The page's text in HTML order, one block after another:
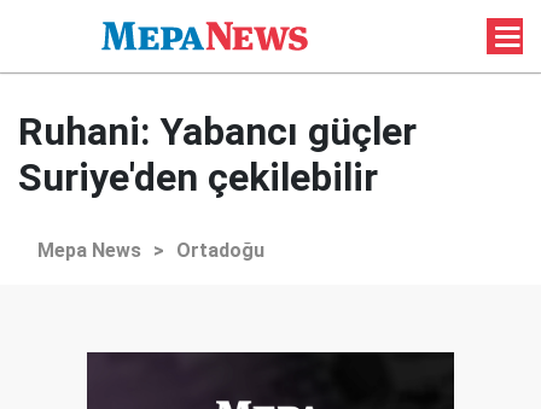
Ruhani: Yabancı güçler
Suriye'den çekilebilir
Mepa News > Ortadoğu